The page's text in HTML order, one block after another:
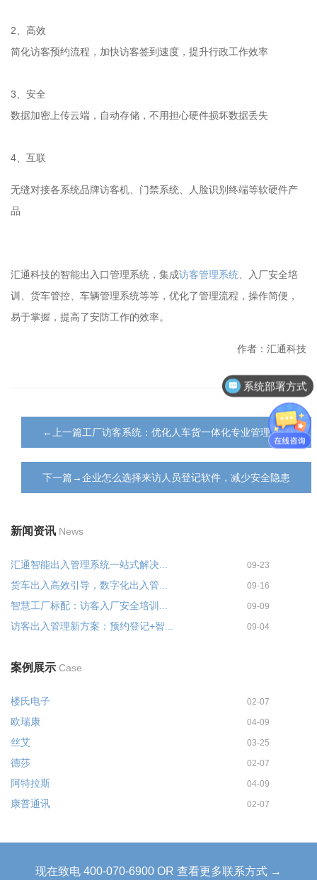
2、高效
简化访客预约流程，加快访客签到速度，提升行政工作效率
3、安全
数据加密上传云端，自动存储，不用担心硬件损坏数据丢失
4、互联
无缝对接各系统品牌访客机、门禁系统、人脸识别终端等软硬件产
品
汇通科技的智能出入口管理系统，集成访客管理系统 、入厂安全培
训、货车管控、车辆管理系统等等，优化了管理流程，操作简便，
易于掌握，提高了安防工作的效率。
作者：汇通科技
←上一篇工厂访客系统：优化人车货一体化专业管理方案
下一篇→企业怎么选择来访人员登记软件，减少安全隐患
新闻资讯 News
汇通智能出入管理系统一站式解决... 09-23
货车出入高效引导，数字化出入管... 09-16
智慧工厂标配：访客入厂安全培训... 09-09
访客出入管理新方案：预约登记+智... 09-04
案例展示 Case
楼氏电子 02-07
欧瑞康 04-09
丝艾 03-25
德莎 02-07
阿特拉斯 04-09
康普通讯 02-07
现在致电 400-070-6900 OR 查看更多联系方式 →
系统部署方式